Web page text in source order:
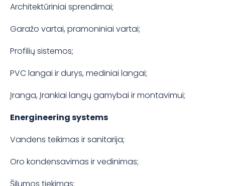
Architektūriniai sprendimai;
Garažo vartai, pramoniniai vartai;
Profilių sistemos;
PVC langai ir durys, mediniai langai;
Įranga, Įrankiai langų gamybai ir montavimui;
Energineering systems
Vandens teikimas ir sanitarija;
Oro kondensavimas ir vedinimas;
Šilumos tiekimas;